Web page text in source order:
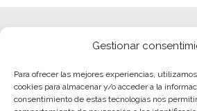
Gestionar
Para ofrecer las mejores experiencias,
cookies para almacenar y/o acceder a la
consentimiento de estas tecnologías nos